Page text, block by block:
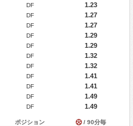
DF
1.23
DF
1.27
DF
1.27
DF
1.29
DF
1.29
DF
1.32
DF
1.32
DF
1.41
DF
1.41
DF
1.49
DF 1.49
ポジション / 90分毎